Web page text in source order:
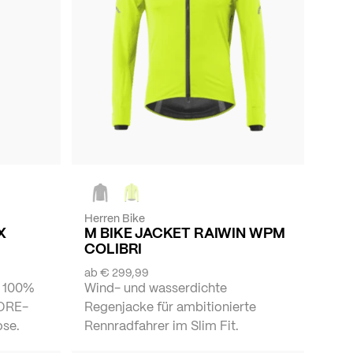
Herren Bike
M BIKE JACKET RAIWIN WPM
COLIBRI
ab € 299,99
Wind- und wasserdichte
Regenjacke für ambitionierte
Rennradfahrer im Slim Fit.